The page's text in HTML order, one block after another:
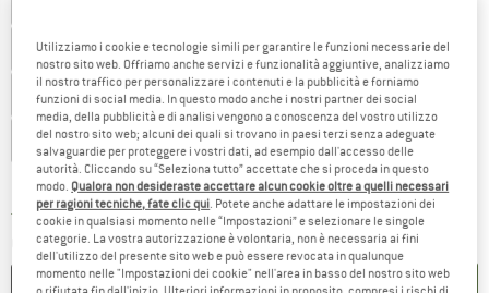
EU42 EU42 2/3 EU43 1/3 EU44 EU 44 2/3
EU45 1/3 EU46 EU46 2/3 EU47 1/3 EU48
EU49 1/3 EU50 2/3
Guida alle taglie
Tempi di consegna: 3-5 giorni lavorativiIl link si apre in una casella
Quantità:
Utilizziamo i cookie e tecnologie simili per garantire le funzioni necessarie del
nostro sito web. Offriamo anche servizi e funzionalità aggiuntive, analizziamo
il nostro traffico per personalizzare i contenuti e la pubblicità e forniamo
funzioni di social media. In questo modo anche i nostri partner dei social
media, della pubblicità e di analisi vengono a conoscenza del vostro utilizzo
del nostro sito web; alcuni dei quali si trovano in paesi terzi senza adeguate
salvaguardie per proteggere i vostri dati, ad esempio dall'accesso delle
autorità. Cliccando su “Seleziona tutto” accettate che si proceda in questo
modo. Qualora non desideraste accettare alcun cookie oltre a quelli necessari
per ragioni tecniche, fate clic qui . Potete anche adattare le impostazioni dei
cookie in qualsiasi momento nelle “Impostazioni” e selezionare le singole
categorie. La vostra autorizzazione è volontaria, non è necessaria ai fini
dell'utilizzo del presente sito web e può essere revocata in qualunque
momento nelle "Impostazioni dei cookie" nell'area in basso del nostro sito web